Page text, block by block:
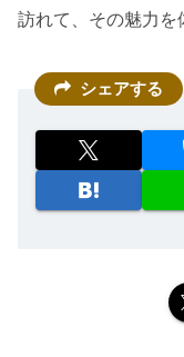
訪れて、その魅力を
シェアする